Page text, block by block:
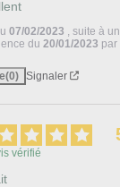
07/02/2023
, suite à
du20/01/2023 par
(0) Signaler
vérifié